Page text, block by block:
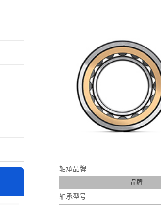
轴承品牌
品牌
轴承型号